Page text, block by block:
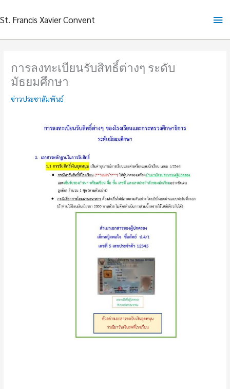
to
St. Francis Xavier Convent
การลงทะเบียนรับสิทธิ์ต่างๆ ระดับ
มัธยมศึกษา
ข่าวประชาสัมพันธ์